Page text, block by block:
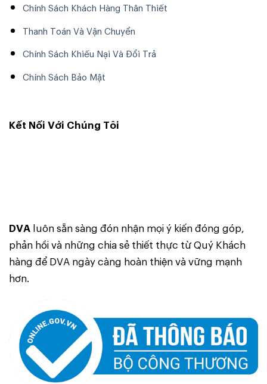
Chính Sách Khách Hàng Thân Thiết
Thanh Toán Và Vận Chuyển
Chính Sách Khiếu Nại Và Đổi Trả
Chính Sách Bảo Mật
Kết Nối Với Chúng Tôi
DVA luôn sẵn sàng đón nhận mọi ý kiến đóng góp,
phản hồi và những chia sẻ thiết thực từ Quý Khách
hàng để DVA ngày càng hoàn thiện và vững mạnh
hơn.